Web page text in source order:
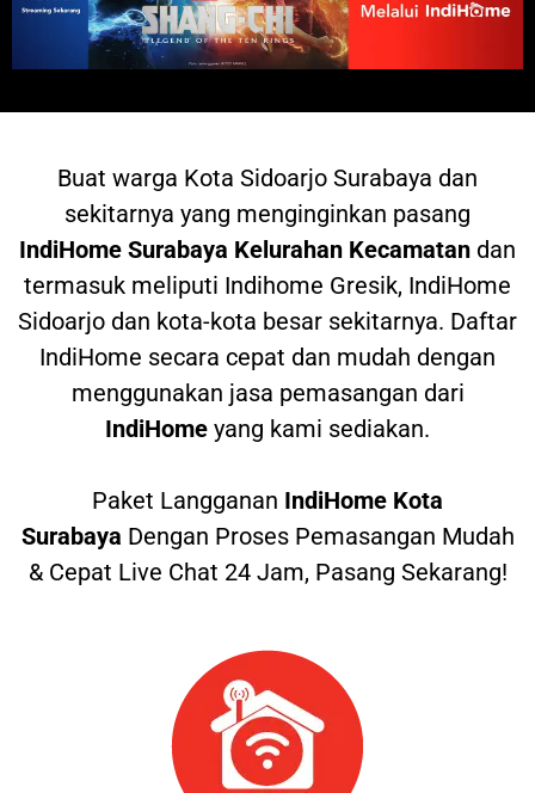
Buat warga Kota Sidoarjo Surabaya dan
sekitarnya yang menginginkan pasang
IndiHome Surabaya Kelurahan Kecamatan dan
termasuk meliputi Indihome Gresik, IndiHome
Sidoarjo dan kota-kota besar sekitarnya. Daftar
IndiHome secara cepat dan mudah dengan
menggunakan jasa pemasangan dari
IndiHome yang kami sediakan.
Paket Langganan IndiHome Kota
Surabaya Dengan Proses Pemasangan Mudah
& Cepat Live Chat 24 Jam, Pasang Sekarang!